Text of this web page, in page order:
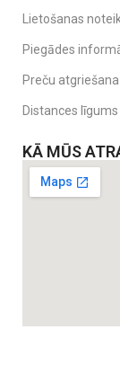
Lietošanas
Piegādes
Preču atgriešana
Distances līgums
KĀ MŪS